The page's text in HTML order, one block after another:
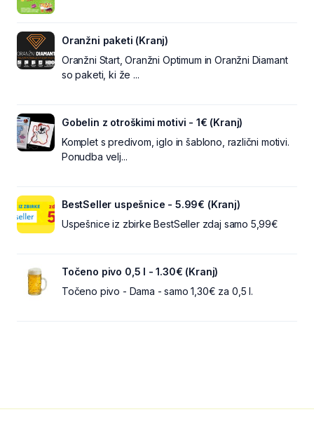
Oranžni paketi (Kranj)
Oranžni Start, Oranžni Optimum in Oranžni Diamant
so paketi, ki že ...
Gobelin z otroškimi motivi - 1€ (Kranj)
Komplet s predivom, iglo in šablono, različni motivi.
Ponudba velj...
BestSeller uspešnice - 5.99€ (Kranj)
Uspešnice iz zbirke BestSeller zdaj samo 5,99€
Točeno pivo 0,5 l - 1.30€ (Kranj)
Točeno pivo - Dama - samo 1,30€ za 0,5 l.